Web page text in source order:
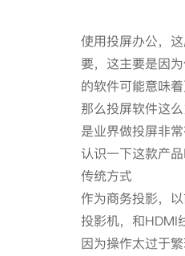
使用投屏办公，
要，这主要是因
的软件可能意味
那么投屏软件这
是业界做投屏非
认识一下这款产品
传统方式
作为商务投影，
投影机，和HDMI
因为操作太过于